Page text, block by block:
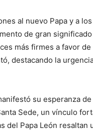
al nuevo Papa y a
de gran
más firmes a favor
destacando la
su esperanza
Sede, un vínculo
del Papa León resaltan